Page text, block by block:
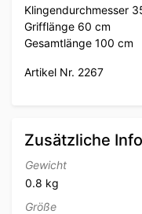
Klingendurchmesser
Grifflänge 60 cm
Gesamtlänge 100 cm
Artikel Nr. 2267
Zusätzliche
Gewicht
0.8 kg
Größe